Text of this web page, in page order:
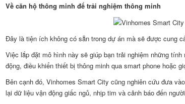
Về căn hộ thông minh để trải nghiệm thông minh
Đây là tiện ích không có sẵn trong dự án mà sẽ được cung
Việc lắp đặt mô hình này sẽ giúp bạn trải nghiệm những
động, điều khiển thiết bị thông minh qua smart phone hoặc
Bên cạnh đó, Vinhomes Smart City cũng nghiên cứu đưa
lại dữ liệu vận động giấc ngủ, nhịp tim và cảnh báo đến